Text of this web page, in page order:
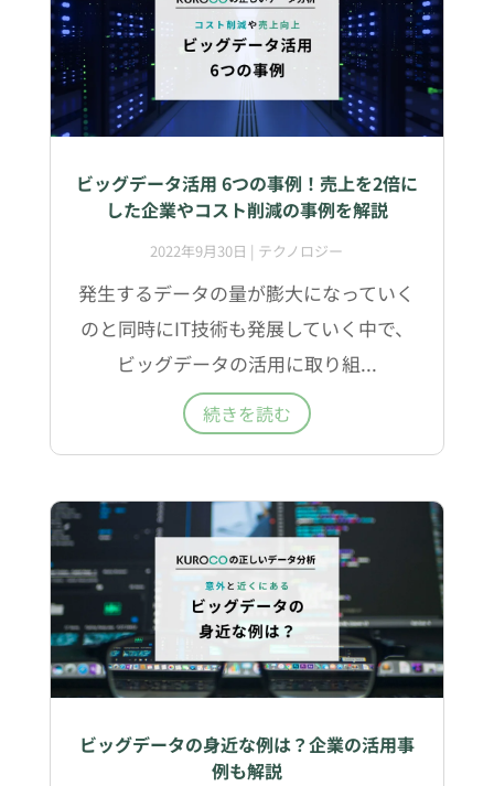
ビッグデータ活用 6つの事例！売上を2倍に
した企業やコスト削減の事例を解説
2022年9月30日 | テクノロジー
発生するデータの量が膨大になっていく
のと同時にIT技術も発展していく中で、
ビッグデータの活用に取り組...
続きを読む
ビッグデータの身近な例は？企業の活用事
例も解説